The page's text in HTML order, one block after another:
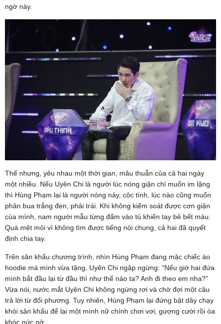
ngờ này.
Thế nhưng, yêu nhau một thời gian, mâu thuẫn của cả hai ngày
một nhiều. Nếu Uyên Chi là người lúc nóng giận chỉ muốn im lặng
thì Hùng Phạm lại là người nóng nảy, cộc tính, lúc nào cũng muốn
phân bua trắng đen, phải trái. Khi không kiểm soát được cơn giận
của mình, nam người mẫu từng đấm vào tủ khiến tay bê bết máu.
Quá mệt mỏi vì không tìm được tiếng nói chung, cả hai đã quyết
định chia tay.
Trên sân khấu chương trình, nhìn Hùng Phạm đang mặc chiếc áo
hoodie mà mình vừa tặng, Uyên Chi ngập ngừng: “Nếu giờ hai đứa
mình bắt đầu lại từ đầu thì như thế nào ta? Anh đi theo em nha?”
Vừa nói, nước mắt Uyên Chi không ngừng rơi và chờ đợi một câu
trả lời từ đối phương. Tuy nhiên, Hùng Phạm lại đứng bật dây chạy
khỏi sân khấu để lại một mình nữ chính chơi vơi, gượng cười rồi òa
khóc nức nở.